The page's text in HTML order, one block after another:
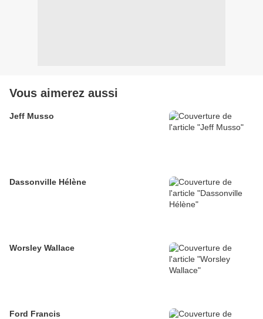
Vous aimerez aussi
Jeff Musso
Dassonville Hélène
Worsley Wallace
Ford Francis